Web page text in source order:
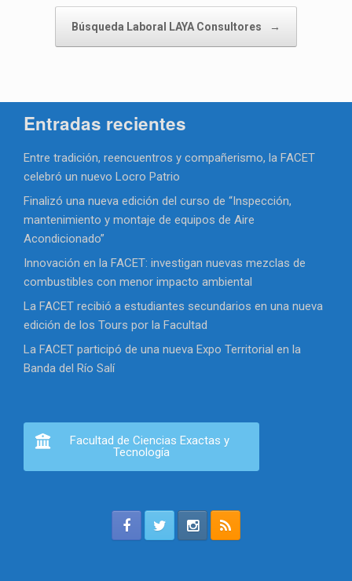
Búsqueda Laboral LAYA Consultores →
Entradas recientes
Entre tradición, reencuentros y compañerismo, la FACET
celebró un nuevo Locro Patrio
Finalizó una nueva edición del curso de “Inspección,
mantenimiento y montaje de equipos de Aire
Acondicionado”
Innovación en la FACET: investigan nuevas mezclas de
combustibles con menor impacto ambiental
La FACET recibió a estudiantes secundarios en una nueva
edición de los Tours por la Facultad
La FACET participó de una nueva Expo Territorial en la
Banda del Río Salí
Facultad de Ciencias Exactas y
Tecnología